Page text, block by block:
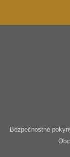
Bezpečnostné